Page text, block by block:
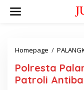
Homepage /
Polresta
Patroli